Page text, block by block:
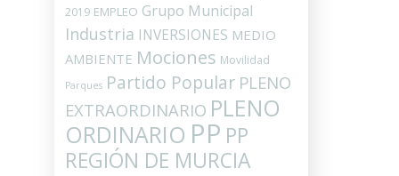
2019 EMPLEO Grupo Municipal
Industria INVERSIONES MEDIO
AMBIENTE Mociones Movilidad
Parques Partido Popular PLENO
EXTRAORDINARIO PLENO
ORDINARIO PP PP
REGIÓN DE MURCIA